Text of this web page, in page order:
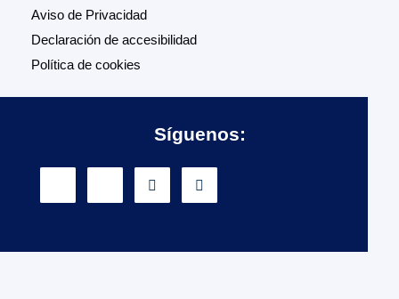
Aviso de Privacidad
Declaración de accesibilidad
Política de cookies
Síguenos: